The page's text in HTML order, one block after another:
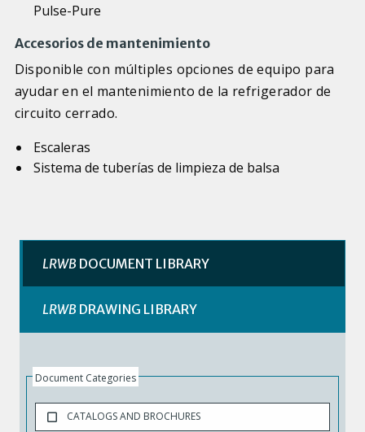
Pulse-Pure
Accesorios de mantenimiento
Disponible con múltiples opciones de equipo para
ayudar en el mantenimiento de la refrigerador de
circuito cerrado.
Escaleras
Sistema de tuberías de limpieza de balsa
LRWB DOCUMENT LIBRARY
LRWB DRAWING LIBRARY
Document Categories
CATALOGS AND BROCHURES